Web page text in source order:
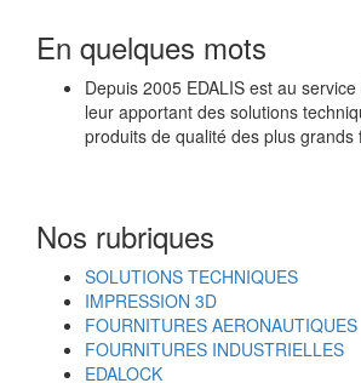
En quelques mots
Depuis 2005 EDALIS est au
leur apportant des solutions
produits de qualité des plus grands
Nos rubriques
SOLUTIONS TECHNIQUES
IMPRESSION 3D
FOURNITURES AERONAUTIQUES
FOURNITURES INDUSTRIELLES
EDALOCK